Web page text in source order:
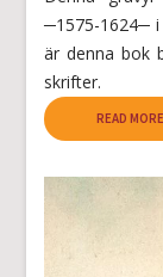
─1575-1624─
är denna bok
skrifter.
READ MORE